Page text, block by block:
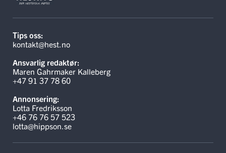
Tips oss:
kontakt@hest.no
Ansvarlig redaktør:
Maren Gahrmaker Kalleberg
+47 91 37 78 60
Annonsering:
Lotta Fredriksson
+46 76 76 57 523
lotta@hippson.se